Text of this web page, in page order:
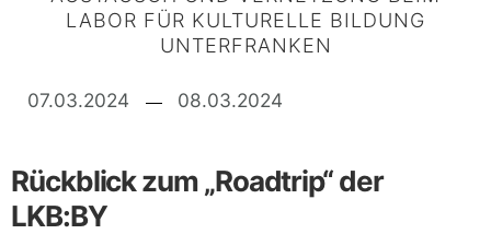
LABOR FÜR KULTURELLE BILDUNG
UNTERFRANKEN
07.03.2024 08.03.2024
Rückblick zum „Roadtrip“ der
LKB:BY